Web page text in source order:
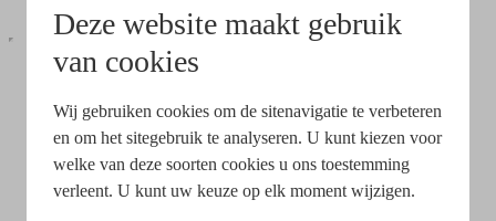
Deze website maakt gebruik
van cookies
Wij gebruiken cookies om de sitenavigatie te verbeteren
en om het sitegebruik te analyseren. U kunt kiezen voor
welke van deze soorten cookies u ons toestemming
verleent. U kunt uw keuze op elk moment wijzigen.